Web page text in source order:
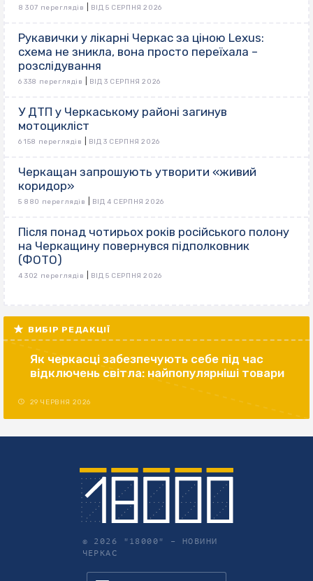
8 307 переглядів ВІД 5 СЕРПНЯ 2026
Рукавички у лікарні Черкас за ціною Lexus:
схема не зникла, вона просто переїхала –
розслідування
6 338 переглядів ВІД 3 СЕРПНЯ 2026
У ДТП у Черкаському районі загинув
мотоцикліст
6 158 переглядів ВІД 3 СЕРПНЯ 2026
Черкащан запрошують утворити «живий
коридор»
5 880 переглядів ВІД 4 СЕРПНЯ 2026
Після понад чотирьох років російського полону
на Черкащину повернувся підполковник
(ФОТО)
4 302 переглядів ВІД 5 СЕРПНЯ 2026
ВИБІР РЕДАКЦІЇ
Як черкасці забезпечують себе під час
відключень світла: найпопулярніші товари
29 ЧЕРВНЯ 2026
© 2026 "18000" – НОВИНИ
ЧЕРКАС